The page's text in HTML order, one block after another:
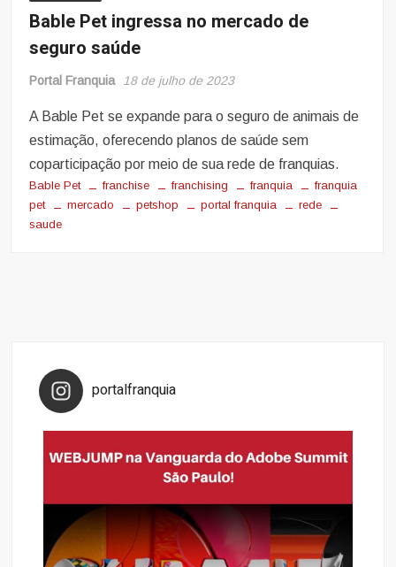
Bable Pet ingressa no mercado de
seguro saúde
Portal Franquia 18 de julho de 2023
A Bable Pet se expande para o seguro de animais de
estimação, oferecendo planos de saúde sem
coparticipação por meio de sua rede de franquias.
Bable Pet franchise franchising franquia
franquia
pet
mercado petshop portal franquia
rede
saude
portalfranquia